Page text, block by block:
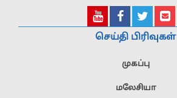
செய்தி பிரிவுகள்
முகப்பு
மலேசியா